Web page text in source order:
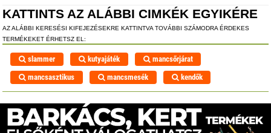
KATTINTS AZ ALÁBBI CIMKÉK EGYIKÉRE
AZ ALÁBBI KERESÉSI KIFEJEZÉSEKRE KATTINTVA TOVÁBBI SZÁMODRA ÉRDEKES
TERMÉKEKET ÉRHETSZ EL:
slammer kutyajáték
mancsőrjárat
mancsasztikus
mancsmesék kendők